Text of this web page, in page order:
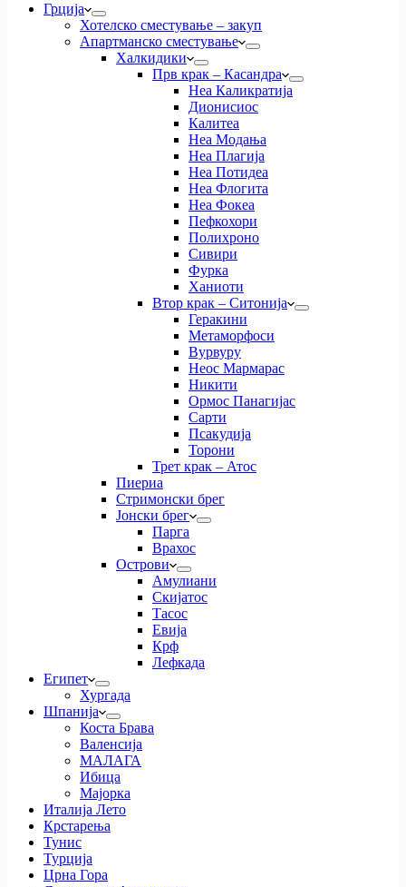
Грција
Хотелско сместување – закуп
Апартманско сместување
Халкидики
Прв крак – Касандра
Неа Каликратија
Дионисиос
Калитеа
Неа Модања
Неа Плагија
Неа Потидеа
Неа Флогита
Неа Фокеа
Пефкохори
Полихроно
Сивири
Фурка
Ханиоти
Втор крак – Ситонија
Геракини
Метаморфоси
Вурвуру
Неос Мармарас
Никити
Ормос Панагијас
Сарти
Псакудија
Торони
Трет крак – Атос
Пиериа
Стримонски брег
Јонски брег
Парга
Врахос
Острови
Амулиани
Скијатос
Тасос
Евија
Крф
Лефкада
Египет
Хургада
Шпанија
Коста Брава
Валенсија
МАЛАГА
Ибица
Мајорка
Италија Лето
Крстарења
Тунис
Турција
Црна Гора